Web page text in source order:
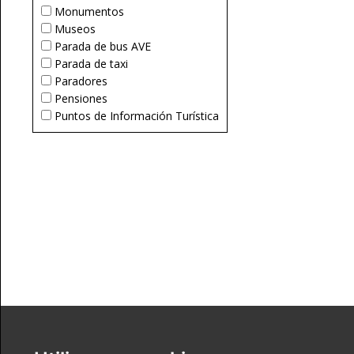
Monumentos
Museos
Parada de bus AVE
Parada de taxi
Paradores
Pensiones
Puntos de Información Turística